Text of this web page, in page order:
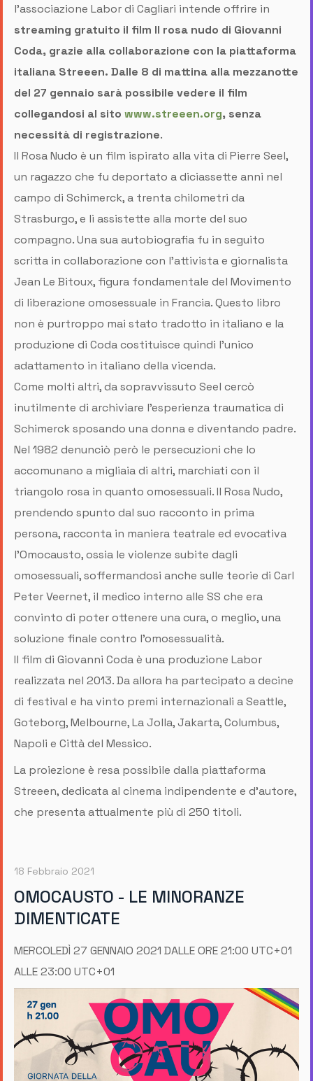
l’associazione Labor di Cagliari intende offrire in
streaming gratuito il film Il rosa nudo di Giovanni
Coda, grazie alla collaborazione con la piattaforma
italiana Streeen. Dalle 8 di mattina alla mezzanotte
del 27 gennaio sarà possibile vedere il film
collegandosi al sito www.streeen.org, senza
necessità di registrazione.
Il Rosa Nudo è un film ispirato alla vita di Pierre Seel,
un ragazzo che fu deportato a diciassette anni nel
campo di Schimerck, a trenta chilometri da
Strasburgo, e lì assistette alla morte del suo
compagno. Una sua autobiografia fu in seguito
scritta in collaborazione con l’attivista e giornalista
Jean Le Bitoux, figura fondamentale del Movimento
di liberazione omosessuale in Francia. Questo libro
non è purtroppo mai stato tradotto in italiano e la
produzione di Coda costituisce quindi l’unico
adattamento in italiano della vicenda.
Come molti altri, da sopravvissuto Seel cercò
inutilmente di archiviare l’esperienza traumatica di
Schimerck sposando una donna e diventando padre.
Nel 1982 denunciò però le persecuzioni che lo
accomunano a migliaia di altri, marchiati con il
triangolo rosa in quanto omosessuali. Il Rosa Nudo,
prendendo spunto dal suo racconto in prima
persona, racconta in maniera teatrale ed evocativa
l'Omocausto, ossia le violenze subite dagli
omosessuali, soffermandosi anche sulle teorie di Carl
Peter Veernet, il medico interno alle SS che era
convinto di poter ottenere una cura, o meglio, una
soluzione finale contro l’omosessualità.
Il film di Giovanni Coda è una produzione Labor
realizzata nel 2013. Da allora ha partecipato a decine
di festival e ha vinto premi internazionali a Seattle,
Goteborg, Melbourne, La Jolla, Jakarta, Columbus,
Napoli e Città del Messico.
La proiezione è resa possibile dalla piattaforma
Streeen, dedicata al cinema indipendente e d’autore,
che presenta attualmente più di 250 titoli.
18 Febbraio 2021
OMOCAUSTO - LE MINORANZE
DIMENTICATE
MERCOLEDÌ 27 GENNAIO 2021 DALLE ORE 21:00 UTC+01
ALLE 23:00 UTC+01